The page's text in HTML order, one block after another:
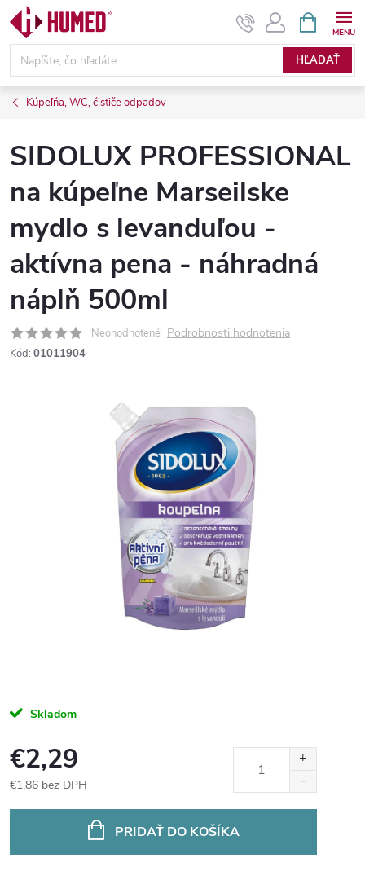
Prejsť
obsah
HĽADAŤ
KOŠÍK
Kúpeľňa, WC, čističe odpadov
SIDOLUX PROFESSIONAL
na kúpeľne Marseilske
mydlo s levanduľou -
aktívna pena - náhradná
náplň 500ml
Neohodnotené Podrobnosti hodnotenia
Kód: 01011904
Skladom
€2,29
€1,86 bez DPH
PRIDAŤ DO KOŠÍKA